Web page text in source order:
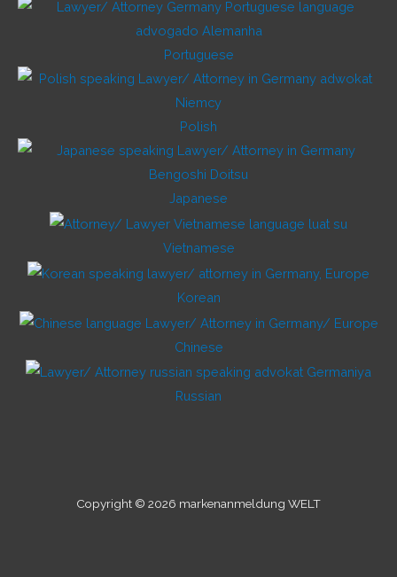
Portuguese
Polish
Japanese
Vietnamese
Korean
Chinese
Russian
Copyright © 2026 markenanmeldung WELT